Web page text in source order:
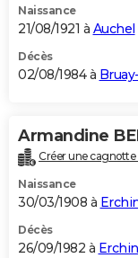
Naissance
21/08/1921 à Auchel
Décès
02/08/1984 à
Armandine
Créer une cagnotte
Naissance
30/03/1908 à
Décès
26/09/1982 à Erchin